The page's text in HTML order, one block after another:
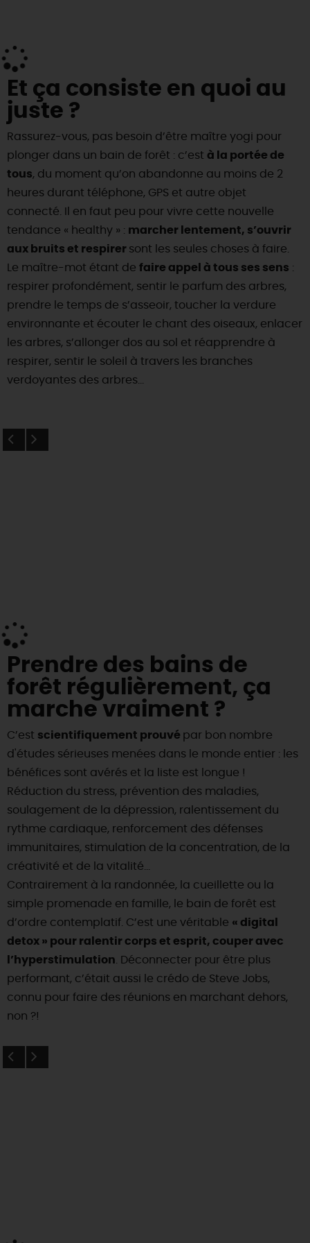
CE WEEK-END
CETTE SEMAINE
TOUT L'AGENDA
Et ça consiste en quoi au
juste ?
Rassurez-vous, pas besoin d’être maître yogi pour
plonger dans un bain de forêt : c’est à la portée de
tous, du moment qu’on abandonne au moins de 2
heures durant téléphone, GPS et autre objet
connecté. Il en faut peu pour vivre cette nouvelle
tendance « healthy » : marcher lentement, s’ouvrir
aux bruits et respirer sont les seules choses à faire.
Le maître-mot étant de faire appel à tous ses sens :
respirer profondément, sentir le parfum des arbres,
prendre le temps de s’asseoir, toucher la verdure
environnante et écouter le chant des oiseaux, enlacer
les arbres, s’allonger dos au sol et réapprendre à
respirer, sentir le soleil à travers les branches
verdoyantes des arbres…
Prendre des bains de
forêt régulièrement, ça
marche vraiment ?
C’est scientifiquement prouvé par bon nombre
d'études sérieuses menées dans le monde entier : les
bénéfices sont avérés et la liste est longue !
Réduction du stress, prévention des maladies,
soulagement de la dépression, ralentissement du
rythme cardiaque, renforcement des défenses
immunitaires, stimulation de la concentration, de la
créativité et de la vitalité…
Contrairement à la randonnée, la cueillette ou la
simple promenade en famille, le bain de forêt est
d’ordre contemplatif. C’est une véritable « digital
detox » pour ralentir corps et esprit, couper avec
l’hyperstimulation . Déconnecter pour être plus
performant, c’était aussi le crédo de Steve Jobs,
connu pour faire des réunions en marchant dehors,
non ?!